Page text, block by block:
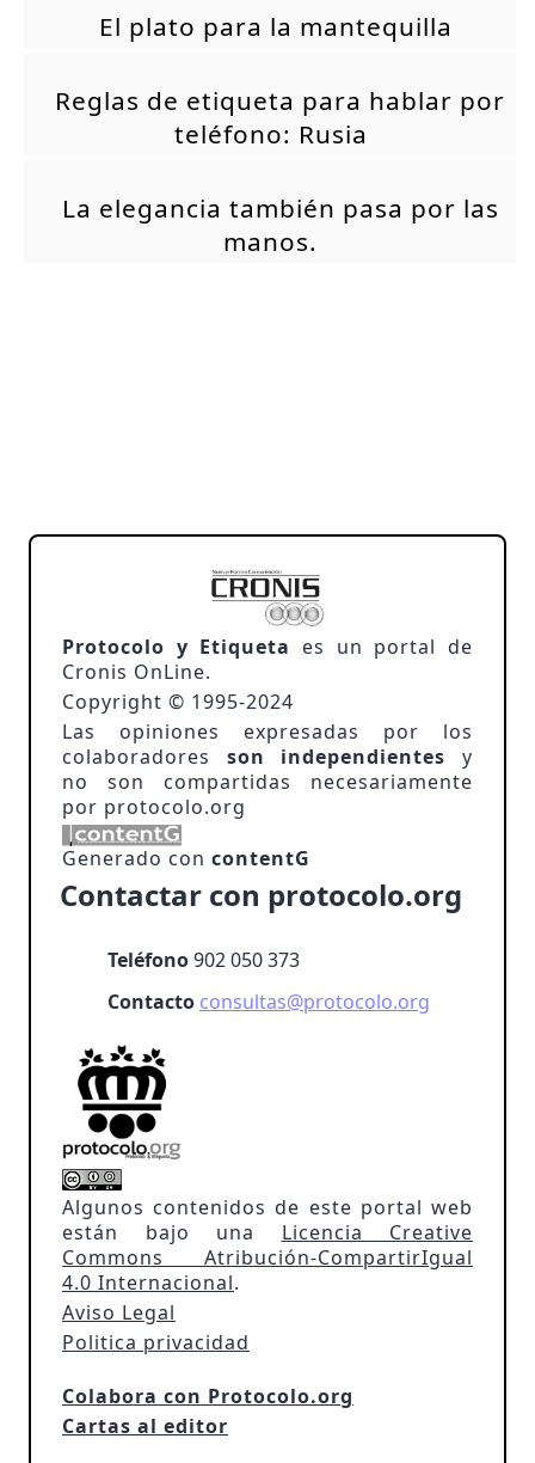
El plato para la mantequilla
Reglas de etiqueta para hablar por
teléfono: Rusia
La elegancia también pasa por las
manos.
Protocolo y Etiqueta es un portal de
Cronis OnLine.
Copyright © 1995-2024
Las opiniones expresadas por los
colaboradores son independientes y
no son compartidas necesariamente
por protocolo.org
Generado con contentG
Contactar con protocolo.org
Teléfono902 050 373
Contacto consultas@protocolo.org
Algunos contenidos de este portal web
están bajo una Licencia Creative
Commons Atribución-CompartirIgual
4.0 Internacional.
Aviso Legal
Politica privacidad
Colabora con Protocolo.org
Cartas al editor